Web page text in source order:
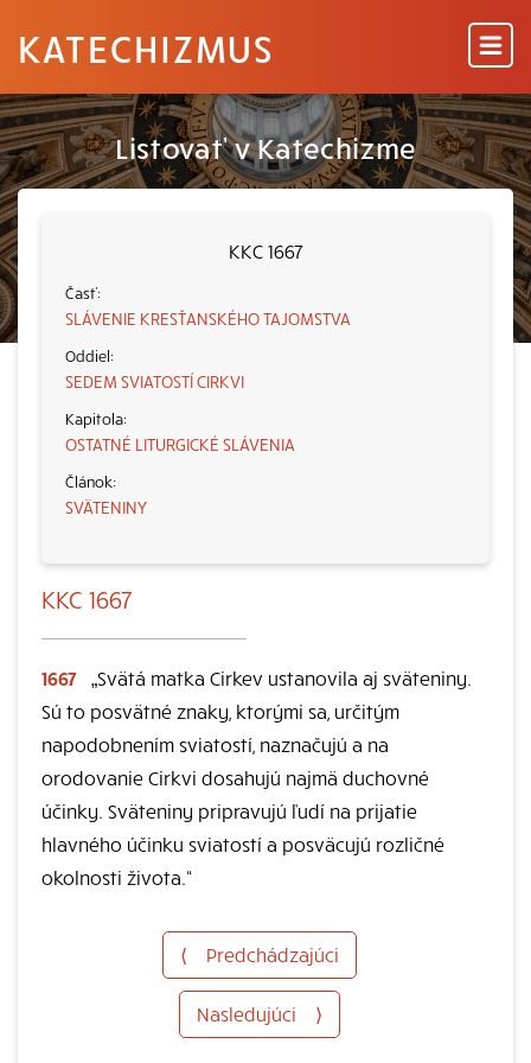
KATECHIZMUS
Listovať v Katechizme
KKC 1667
SLÁVENIE KRESŤANSKÉHO TAJOMSTVA
SEDEM SVIATOSTÍ CIRKVI
OSTATNÉ LITURGICKÉ SLÁVENIA
SVÄTENINY
KKC 1667
1667 „Svätá matka Cirkev ustanovila aj sväteniny.
Sú to posvätné znaky, ktorými sa, určitým
napodobnením sviatostí, naznačujú a na
orodovanie Cirkvi dosahujú najmä duchovné
účinky. Sväteniny pripravujú ľudí na prijatie
hlavného účinku sviatostí a posväcujú rozličné
okolnosti života.“
⟨ Predchádzajúci
Nasledujúci ⟩